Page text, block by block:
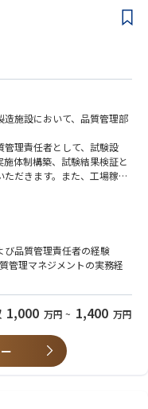
Operations, and other
to support growth init
financial analysis and effecti
across the busine
projects, and capital exp
analyses to support invest
& Loss and Balance Sheet p
projects should be approv
Manager on selecte
finance projects.
financial modeling a
to create impactful manage
reporting tools is preferred.
translate financial insights in
skills.
alignment across depart
confidential information.
dynamic environment.
execution capability.
施設において、品質管理部
理責任者として、試験設
体制構築、試験結果検証と
だきます。また、工場稼働
、工程内試験、製品試験、
動全般の責任を担っていた
び品質管理責任者の経験
管理マネジメントの実務経
果、データインテグリティ
設備ベンダー、コンサルタン
折衝経験
ピープルマネジメント経験
込みながら解決に導く能力
1,000 万円 ~ 1,400 万円